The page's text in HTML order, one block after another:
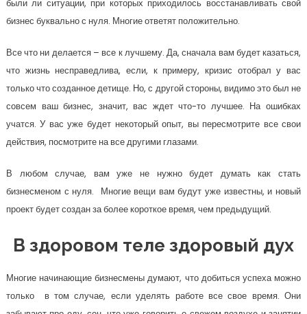
были ли ситуации, при которых приходилось восстанавливать свой
бизнес буквально с нуля. Многие ответят положительно.
Все что ни делается – все к лучшему. Да, сначала вам будет казаться,
что жизнь несправедлива, если, к примеру, кризис отобрал у вас
только что созданное детище. Но, с другой стороны, видимо это был не
совсем ваш бизнес, значит, вас ждет что-то лучшее. На ошибках
учатся. У вас уже будет некоторый опыт, вы пересмотрите все свои
действия, посмотрите на все другими глазами.
В любом случае, вам уже не нужно будет думать как стать
бизнесменом с нуля. Многие вещи вам будут уже известны, и новый
проект будет создан за более короткое время, чем предыдущий.
В здоровом теле здоровый дух
Многие начинающие бизнесмены думают, что добиться успеха можно
только в том случае, если уделять работе все свое время. Они